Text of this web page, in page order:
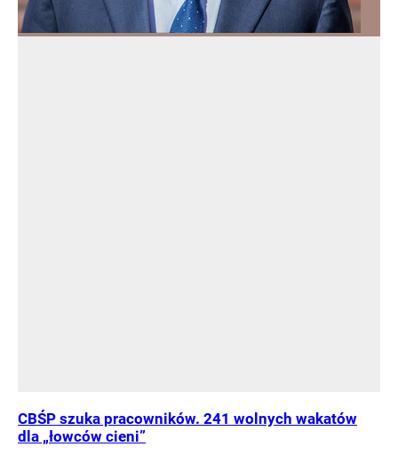
CBŚP szuka pracowników. 241 wolnych wakatów
dla „łowców cieni”